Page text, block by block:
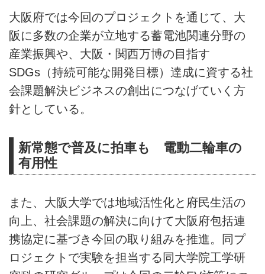
大阪府では今回のプロジェクトを通じて、大
阪に多数の企業が立地する蓄電池関連分野の
産業振興や、大阪・関西万博の目指す
SDGs（持続可能な開発目標）達成に資する社
会課題解決ビジネスの創出につなげていく方
針としている。
新常態で普及に拍車も 電動二輪車の
有用性
また、大阪大学では地域活性化と府民生活の
向上、社会課題の解決に向けて大阪府包括連
携協定に基づき今回の取り組みを推進。同プ
ロジェクトで実験を担当する同大学院工学研